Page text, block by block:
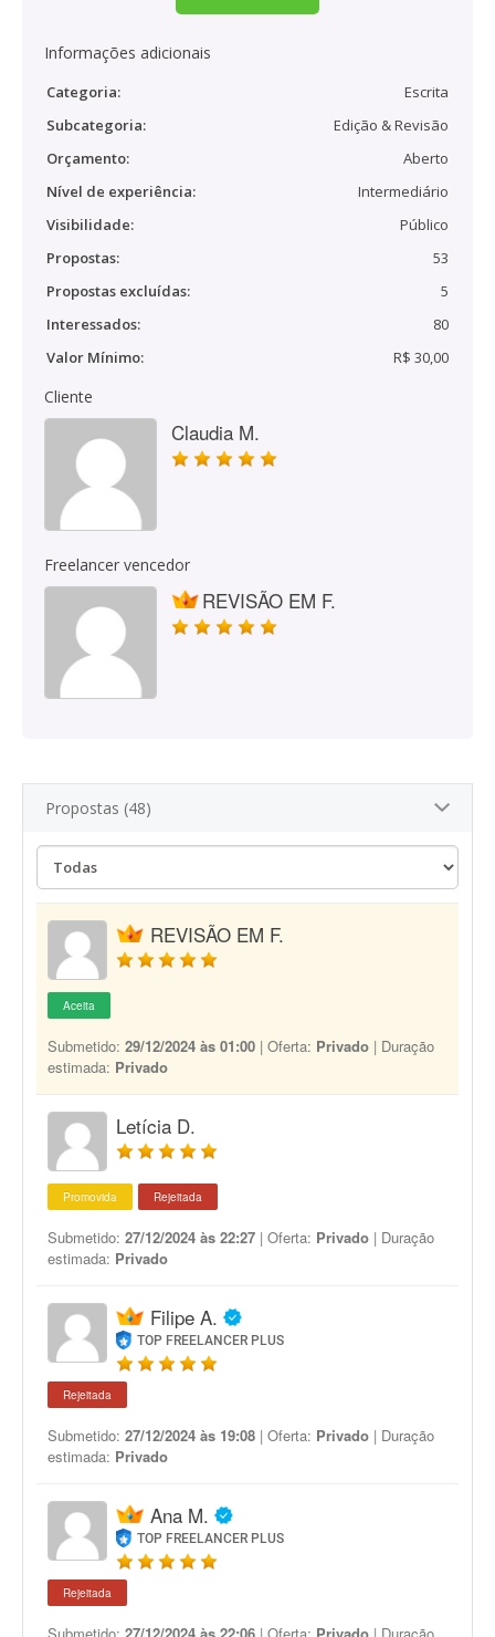
Informações adicionais
Categoria:
Escrita
Subcategoria:
Edição & Revisão
Orçamento:
Aberto
Nível de experiência:
Intermediário
Visibilidade:
Público
Propostas:
53
Propostas excluídas:
5
Interessados:
80
Valor Mínimo:
R$ 30,00
Cliente
Claudia M.
Freelancer vencedor
REVISÃO EM F.
Propostas (48)
REVISÃO EM F.
Aceita
Submetido: 29/12/2024 às 01:00 | Oferta: Privado | Duração
estimada: Privado
Letícia D.
Promovida Rejeitada
Submetido: 27/12/2024 às 22:27 | Oferta: Privado | Duração
estimada: Privado
Filipe A.
TOP FREELANCER PLUS
Rejeitada
Submetido: 27/12/2024 às 19:08 | Oferta: Privado | Duração
estimada: Privado
Ana M.
TOP FREELANCER PLUS
Rejeitada